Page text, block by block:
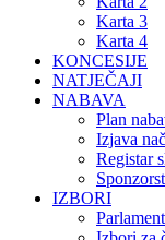
Karta 3
Karta 4
KONCESIJE
NATJEČAJI
NABAVA
Plan
Izjava
Registar
IZBORI